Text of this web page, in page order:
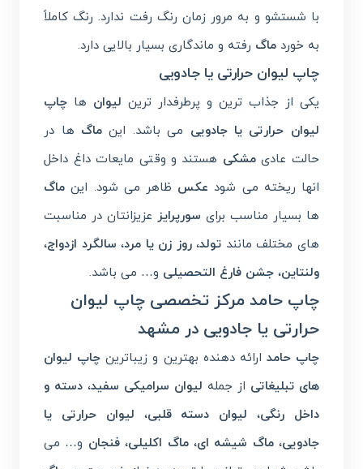
با شستشو و به مرور زمان رنگ رفت ندارد. رنگ کاملاً
به خوردماگ رفته و ماندگاری بسیار بالایی دارد.
چاپ لیوان حرارتی یا جادویی
یکی از جذاب ترین و پرطرفدار ترین لیوان ها چاپ
لیوان حرارتی یا جادویی می باشد. اینماگ ها در
حالت عادیمشکی هستند و وقتی مایعات داغ داخل
انها ریخته می شود عکس ظاهر می شود. این ماگ
ها بسیار مناسب برای سورپرایزعزیزانتان در مناسبت
های مختلف مانند تولد،روز زن یا مرد، سالگرد ازدواج،
ولنتاین،جشن فارغ التحصیلی و… می باشد.
چاپ حامد مرکز تخصصی چاپ لیوان
حرارتی یا جادویی در مشهد
چاپ حامد ارائه دهنده بهترین و زیباترین چاپ لیوان
های تبلیغاتی از جمله لیوان سرامیکی سفید، دسته و
داخل رنگی، لیوان دسته قلبی، لیوان حرارتی یا
جادویی،ماگ شیشه ای،ماگ اکلیلی،فنجان و… می